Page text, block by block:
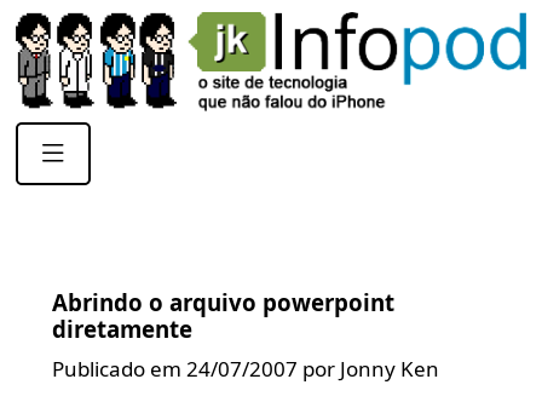
Abrindo o arquivo powerpoint
diretamente
Publicado em 24/07/2007 por Jonny Ken